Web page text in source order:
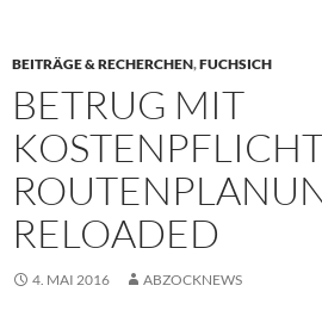
BEITRÄGE & RECHERCHEN,FUCHSICH
BETRUG MIT
RELOADED
4. MAI 2016 ABZOCKNEWS